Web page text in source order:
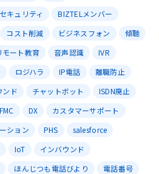
セキュリティ
BIZTELメンバー
コスト削減 ビジネスフォン
傾聴
モート教育 音声認識
IVR
ロジハラ IP電話
離職防止
ンド チャットボット
ISDN廃止
FMC DX
カスタマーサポート
ション PHS
salesforce
IoT
インバウンド
ほんじつも電話びより
電話番号